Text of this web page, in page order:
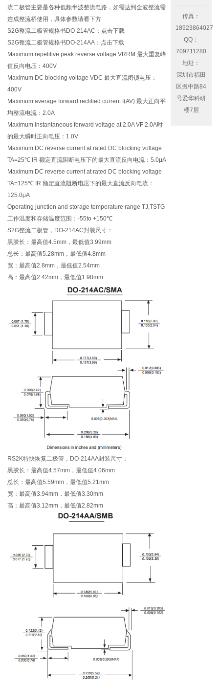
流二极管主要是各种低频半波整流电路，如需达到全波整流需
连成整流桥使用，具体参数请看下方
S2G整流二极管规格书DO-214AC： 点击下载
S2G整流二极管规格书DO-214AA： 点击下载
Maximum repetitive peak reverse voltage VRRM 最大重复峰
值反向电压：400V
Maximum DC blocking voltage VDC 最大直流闭锁电压：
400V
Maximum average forward rectified current I(AV) 最大正向平
均整流电流：2.0A
Maximum instantaneous forward voltage at 2.0A VF 2.0A时
的最大瞬时正向电压：1.0V
Maximum DC reverse current at rated DC blocking voltage
TA=25℃ IR 额定直流阻断电压下的最大直流反向电流：5.0μA
Maximum DC reverse current at rated DC blocking voltage
TA=125℃ IR 额定直流阻断电压下的最大直流反向电流：
125.0μA
Operating junction and storage temperature range TJ,TSTG
工作温度和存储温度范围：-55to +150℃
S2G整流二极管，DO-214AC封装尺寸：
黑胶长：最高值4.5mm，最低值3.99mm
总长：最高值5.28mm，最低值4.8mm
宽：最高值2.8mm，最低值2.54mm
高：最高值2.42mm，最低值1.98mm
RS2K特快恢复二极管，DO-214AA封装尺寸：
黑胶长：最高值4.57mm，最低值4.06mm
总长：最高值5.59mm，最低值5.21mm
宽：最高值3.94mm，最低值3.30mm
高：最高值3.12mm，最低值2.82mm
传真：
18923864027
QQ：
709211280
地址：
深圳市福田
区振中路84
号爱华科研
楼7层